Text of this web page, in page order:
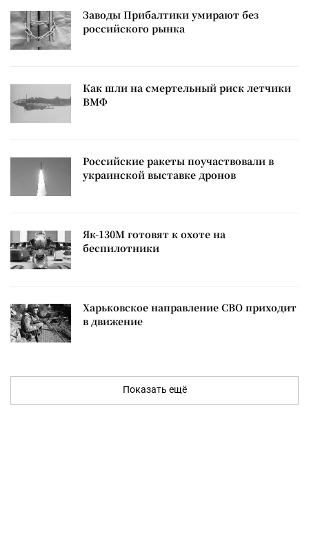
Заводы Прибалтики умирают без
российского рынка
Как шли на смертельный риск летчики
ВМФ
Российские ракеты поучаствовали в
украинской выставке дронов
Як-130М готовят к охоте на
беспилотники
Харьковское направление СВО приходит
в движение
Показать ещё